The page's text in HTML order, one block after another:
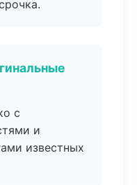
с
и
известных